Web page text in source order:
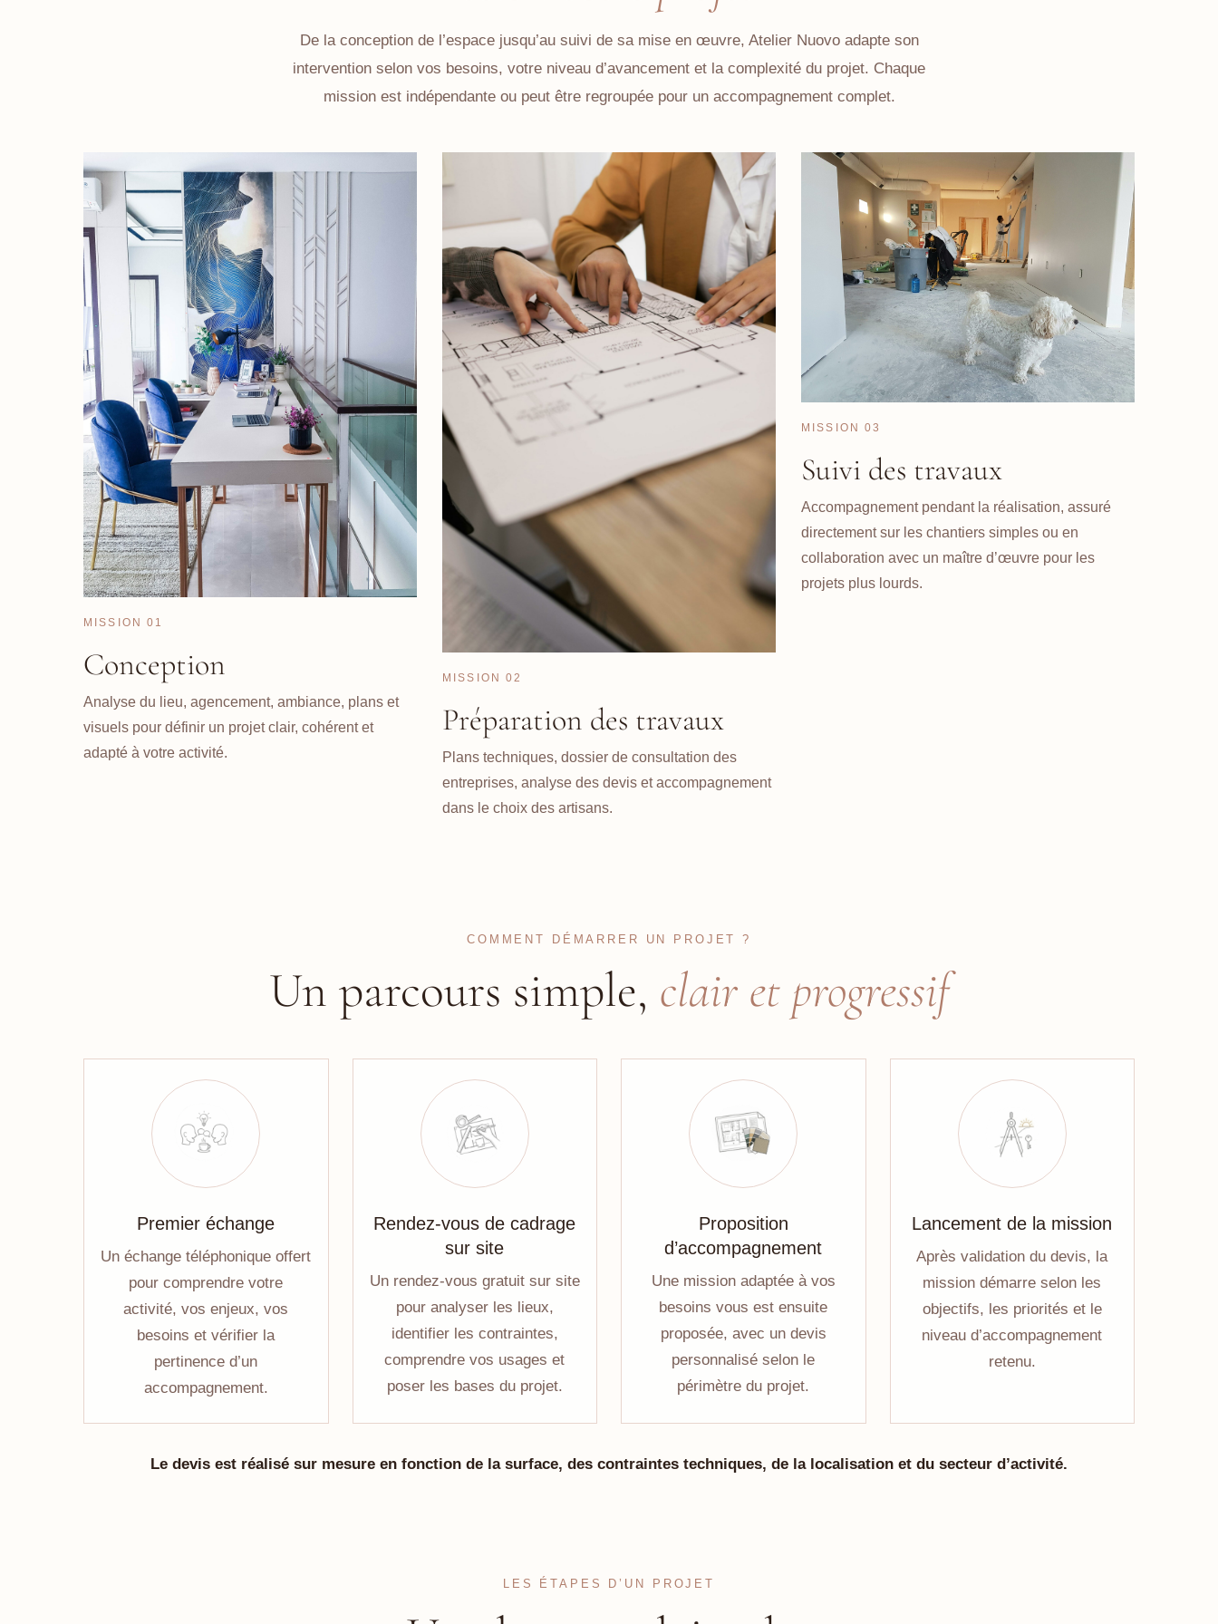
De la conception de l’espace jusqu’au suivi de sa mise en œuvre, Atelier Nuovo adapte son
intervention selon vos besoins, votre niveau d’avancement et la complexité du projet. Chaque
mission est indépendante ou peut être regroupée pour un accompagnement complet.
MISSION 01
Conception
Analyse du lieu, agencement, ambiance, plans et
visuels pour définir un projet clair, cohérent et
adapté à votre activité.
MISSION 02
Préparation des travaux
Plans techniques, dossier de consultation des
entreprises, analyse des devis et accompagnement
dans le choix des artisans.
MISSION 03
Suivi des travaux
Accompagnement pendant la réalisation, assuré
directement sur les chantiers simples ou en
collaboration avec un maître d’œuvre pour les
projets plus lourds.
COMMENT DÉMARRER UN PROJET ?
Un parcours simple, clair et progressif
Premier échange
Un échange téléphonique offert
pour comprendre votre
activité, vos enjeux, vos
besoins et vérifier la
pertinence d’un
accompagnement.
Rendez-vous de cadrage
sur site
Un rendez-vous gratuit sur site
pour analyser les lieux,
identifier les contraintes,
comprendre vos usages et
poser les bases du projet.
Proposition
d’accompagnement
Une mission adaptée à vos
besoins vous est ensuite
proposée, avec un devis
personnalisé selon le
périmètre du projet.
Lancement de la mission
Après validation du devis, la
mission démarre selon les
objectifs, les priorités et le
niveau d’accompagnement
retenu.
Le devis est réalisé sur mesure en fonction de la surface, des contraintes techniques, de la localisation et du secteur d’activité.
LES ÉTAPES D’UN PROJET